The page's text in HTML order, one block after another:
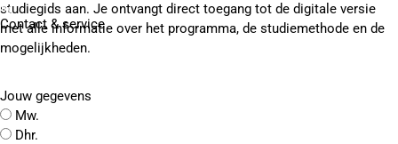
Contact& service
studiegids aan. Je ontvangt direct toegang tot de digitale versie
met alle informatie over het programma, de studiemethode en de
mogelijkheden.
Jouw gegevens
Mw.
Dhr.